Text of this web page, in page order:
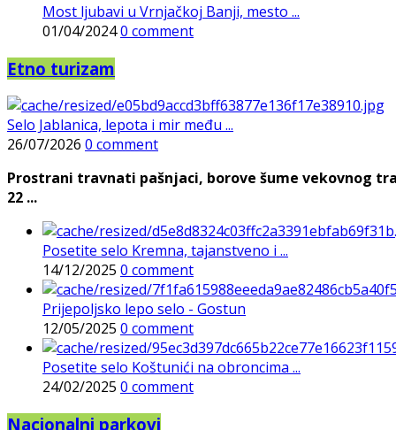
Most ljubavi u Vrnjačkoj Banji, mesto ...
01/04/20240 comment
Etno turizam
Selo Jablanica, lepota i mir među ...
26/07/2026 0 comment
Prostrani travnati pašnjaci, borove šume vekovnog
22 ...
Posetite selo Kremna, tajanstveno i ...
14/12/2025 0 comment
Prijepoljsko lepo selo - Gostun
12/05/2025 0 comment
Posetite selo Koštunići na obroncima ...
24/02/2025 0 comment
Nacionalni parkovi